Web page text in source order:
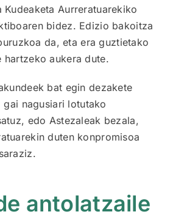
Kudeaketa Aurreratuarekiko
bidez. Edizio bakoitza
da, eta era guztietako
hartzeko aukera dute.
bat egin dezakete
gai nagusiari lotutako
edo Astezaleak bezala,
duten konpromisoa
antolatzaile